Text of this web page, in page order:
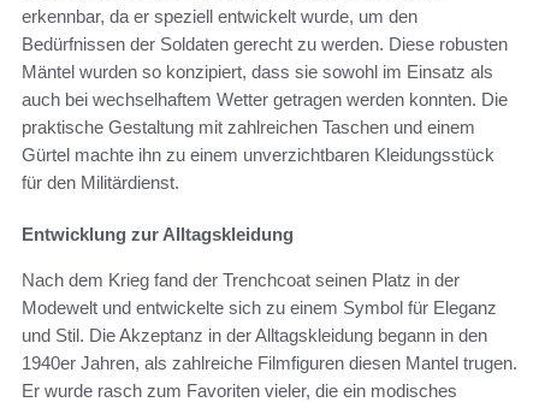
erkennbar, da er speziell entwickelt wurde, um den
Bedürfnissen der Soldaten gerecht zu werden. Diese robusten
Mäntel wurden so konzipiert, dass sie sowohl im Einsatz als
auch bei wechselhaftem Wetter getragen werden konnten. Die
praktische Gestaltung mit zahlreichen Taschen und einem
Gürtel machte ihn zu einem unverzichtbaren Kleidungsstück
für den Militärdienst.
Entwicklung zur Alltagskleidung
Nach dem Krieg fand der Trenchcoat seinen Platz in der
Modewelt und entwickelte sich zu einem Symbol für Eleganz
und Stil. Die Akzeptanz in der Alltagskleidung begann in den
1940er Jahren, als zahlreiche Filmfiguren diesen Mantel trugen.
Er wurde rasch zum Favoriten vieler, die ein modisches